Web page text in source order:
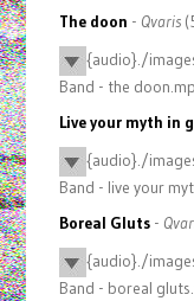
The doon - Qvaris
{audio}./
Band - the
Live your myth in
{audio}./
Band - live your
Boreal Gluts-
{audio}./
Band - boreal